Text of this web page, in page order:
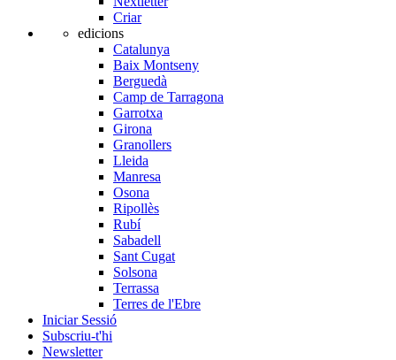
Criar
edicions
Catalunya
Baix Montseny
Berguedà
Camp de Tarragona
Garrotxa
Girona
Granollers
Lleida
Manresa
Osona
Ripollès
Rubí
Sabadell
Sant Cugat
Solsona
Terrassa
Terres de l'Ebre
Iniciar Sessió
Subscriu-t'hi
Newsletter